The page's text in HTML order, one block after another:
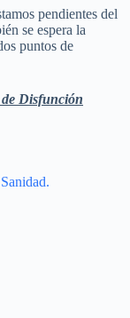
pendientes del
se espera la
puntos de
Disfunción